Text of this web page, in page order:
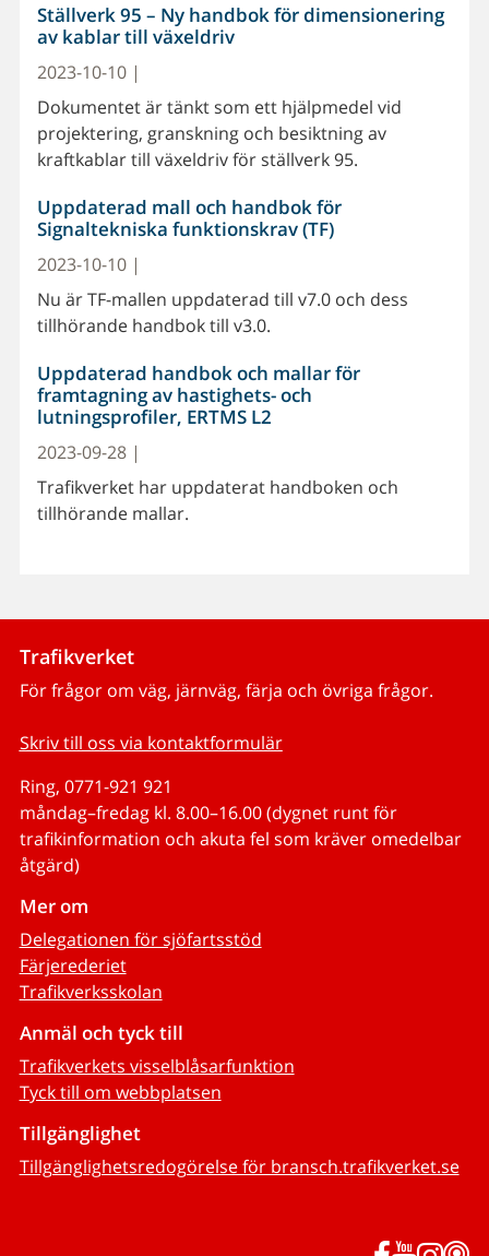
Ställverk 95 – Ny handbok för dimensionering
av kablar till växeldriv
2023-10-10 |
Dokumentet är tänkt som ett hjälpmedel vid
projektering, granskning och besiktning av
kraftkablar till växeldriv för ställverk 95.
Uppdaterad mall och handbok för
Signaltekniska funktionskrav (TF)
2023-10-10 |
Nu är TF-mallen uppdaterad till v7.0 och dess
tillhörande handbok till v3.0.
Uppdaterad handbok och mallar för
framtagning av hastighets- och
lutningsprofiler, ERTMS L2
2023-09-28 |
Trafikverket har uppdaterat handboken och
tillhörande mallar.
Trafikverket
För frågor om väg, järnväg, färja och övriga frågor.
Skriv till oss via kontaktformulär
Ring, 0771-921 921
måndag–fredag kl. 8.00–16.00 (dygnet runt för
trafikinformation och akuta fel som kräver omedelbar
åtgärd)
Mer om
Delegationen för sjöfartsstöd
Färjerederiet
Trafikverksskolan
Anmäl och tyck till
Trafikverkets visselblåsarfunktion
Tyck till om webbplatsen
Tillgänglighet
Tillgänglighetsredogörelse för bransch.trafikverket.se